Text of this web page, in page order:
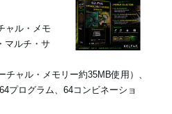
ャル・メモ
マルチ・サ
ャル・メモリー約35MB使用）、
プログラム、64コンビネーショ